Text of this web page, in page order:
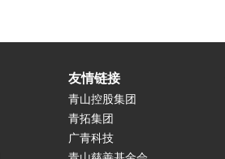
友情链接
青山控股集团
青拓集团
广青科技